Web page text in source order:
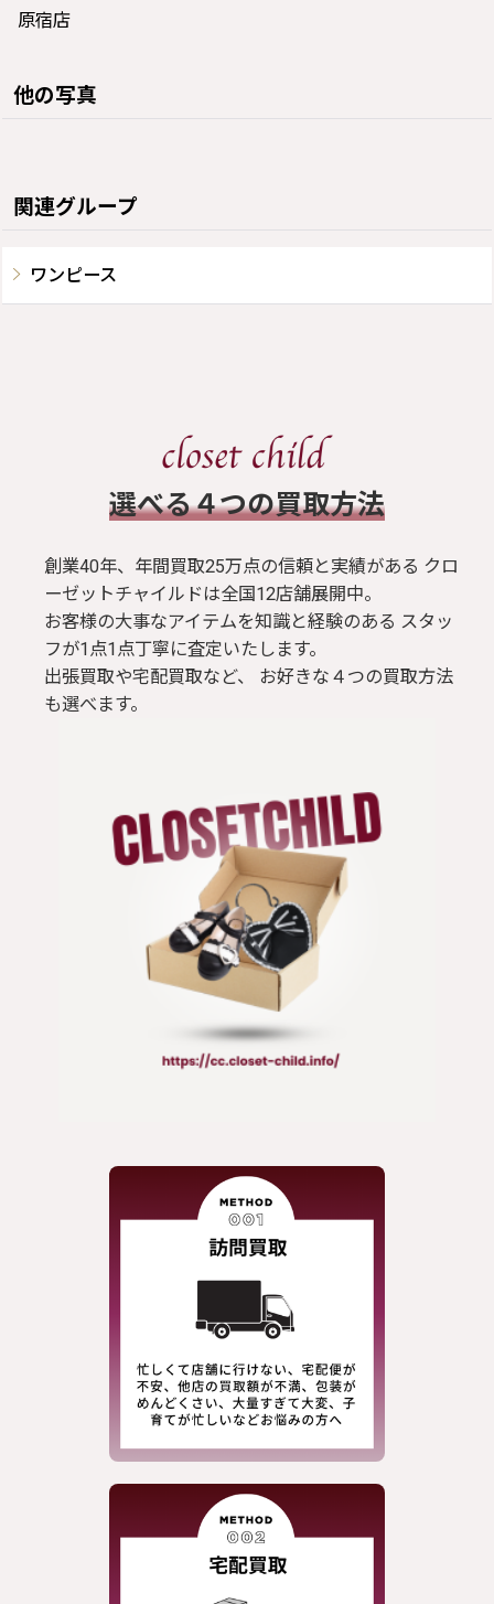
原宿店
他の写真
関連グループ
ワンピース
​選べる４つの買取方法
創業40年、年間買取25万点の信頼と実績がある クロ
ーゼットチャイルドは全国12店舗展開中。
お客様の大事なアイテムを知識と経験のある スタッ
フが1点1点丁寧に査定いたします。
出張買取や宅配買取など、 お好きな４つの買取方法
も選べます。